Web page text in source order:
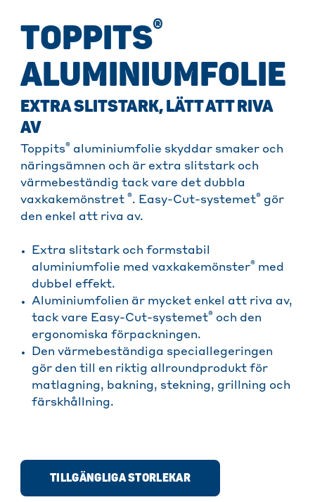
TOPPITS®
ALUMINIUMFOLIE
EXTRA SLITSTARK, LÄTT ATT RIVA
AV
Toppits® aluminiumfolie skyddar smaker och
näringsämnen och är extra slitstark och
värmebeständig tack vare det dubbla
vaxkakemönstret ®. Easy-Cut-systemet® gör
den enkel att riva av.
Extra slitstark och formstabil
aluminiumfolie med vaxkakemönster® med
dubbel effekt.
Aluminiumfolien är mycket enkel att riva av,
tack vare Easy-Cut-systemet® och den
ergonomiska förpackningen.
Den värmebeständiga speciallegeringen
gör den till en riktig allroundprodukt för
matlagning, bakning, stekning, grillning och
färskhållning.
TILLGÄNGLIGA STORLEKAR